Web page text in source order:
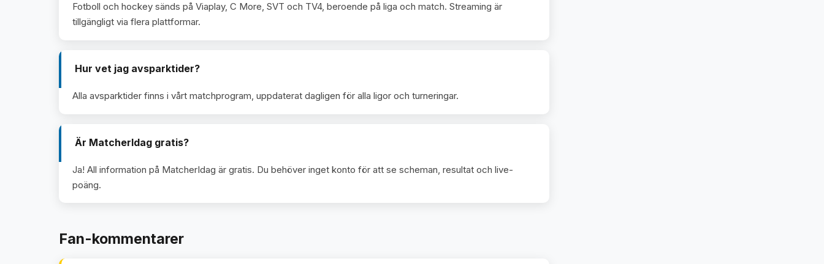
Fotboll och hockey sänds på Viaplay, C More, SVT och TV4, beroende på liga och match. Streaming är
tillgängligt via flera plattformar.
Hur vet jag avsparktider?
Alla avsparktider finns i vårt matchprogram, uppdaterat dagligen för alla ligor och turneringar.
Är MatcherIdag gratis?
Ja! All information på MatcherIdag är gratis. Du behöver inget konto för att se scheman, resultat och live-
poäng.
Fan-kommentarer